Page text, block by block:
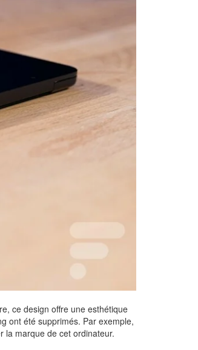
ce design offre une esthétique
ont été supprimés. Par exemple,
la marque de cet ordinateur.